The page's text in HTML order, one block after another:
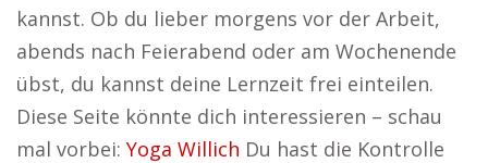
kannst. Ob du lieber morgens vor der Arbeit,
abends nach Feierabend oder am Wochenende
übst, du kannst deine Lernzeit frei einteilen.
Diese Seite könnte dich interessieren – schau
mal vorbei: Yoga Willich Du hast die Kontrolle